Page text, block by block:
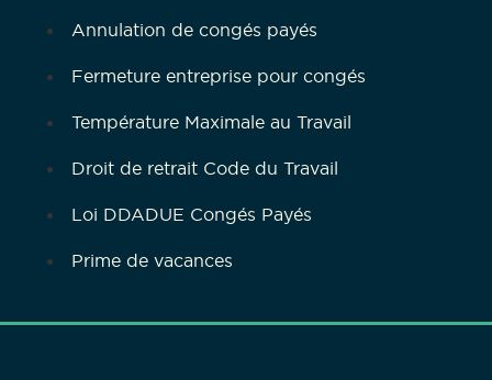
Annulation de congés payés
Fermeture entreprise pour congés
Température Maximale au Travail
Droit de retrait Code du Travail
Loi DDADUE Congés Payés
Prime de vacances